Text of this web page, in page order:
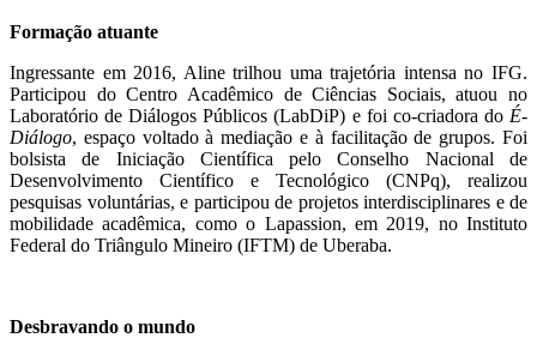
Formação atuante
Ingressante em 2016, Aline trilhou uma trajetória intensa no IFG.
Participou do Centro Acadêmico de Ciências Sociais, atuou no
Laboratório de Diálogos Públicos (LabDiP) e foi co-criadora do É-
Diálogo, espaço voltado à mediação e à facilitação de grupos. Foi
bolsista de Iniciação Científica pelo Conselho Nacional de
Desenvolvimento Científico e Tecnológico (CNPq), realizou
pesquisas voluntárias, e participou de projetos interdisciplinares e de
mobilidade acadêmica, como o Lapassion, em 2019, no Instituto
Federal do Triângulo Mineiro (IFTM) de Uberaba.
Desbravando o mundo